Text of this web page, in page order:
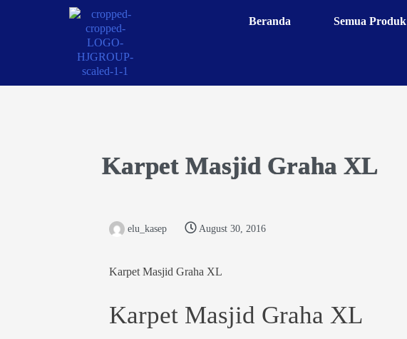
Beranda Semua Produk
Karpet Masjid Graha XL
elu_kasep August 30, 2016
Karpet Masjid Graha XL
Karpet Masjid Graha XL